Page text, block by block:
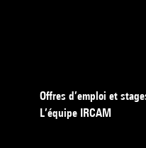
Offres d’emploi et
L’équipe IRCAM